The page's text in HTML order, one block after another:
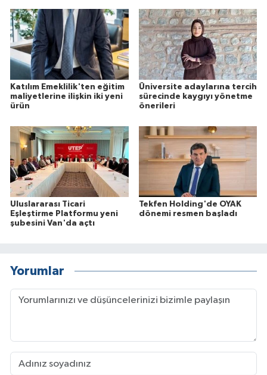
Katılım Emeklilik'ten eğitim
maliyetlerine ilişkin iki yeni
ürün
Üniversite adaylarına tercih
sürecinde kaygıyı yönetme
önerileri
Uluslararası Ticari
Eşleştirme Platformu yeni
şubesini Van'da açtı
Tekfen Holding'de OYAK
dönemi resmen başladı
Yorumlar